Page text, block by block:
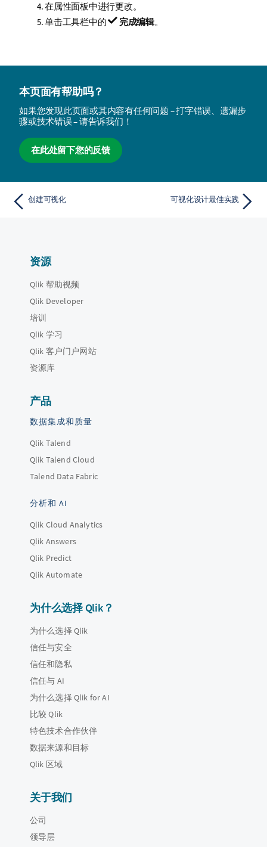
在属性面板中进行更改。
单击工具栏中的
完成编辑。
本页面有帮助吗？
如果您发现此页面或其内容有任何问题 – 打字错误、遗漏步
骤或技术错误 – 请告诉我们！
在此处留下您的反馈
创建可视化 可视化设计最佳实践
资源
Qlik 帮助视频
Qlik Developer
培训
Qlik 学习
Qlik 客户门户网站
资源库
产品
数据集成和质量
Qlik Talend
Qlik Talend Cloud
Talend Data Fabric
分析和 AI
Qlik Cloud Analytics
Qlik Answers
Qlik Predict
Qlik Automate
为什么选择 Qlik？
为什么选择 Qlik
信任与安全
信任和隐私
信任与 AI
为什么选择 Qlik for AI
比较 Qlik
特色技术合作伙伴
数据来源和目标
Qlik 区域
关于我们
公司
领导层